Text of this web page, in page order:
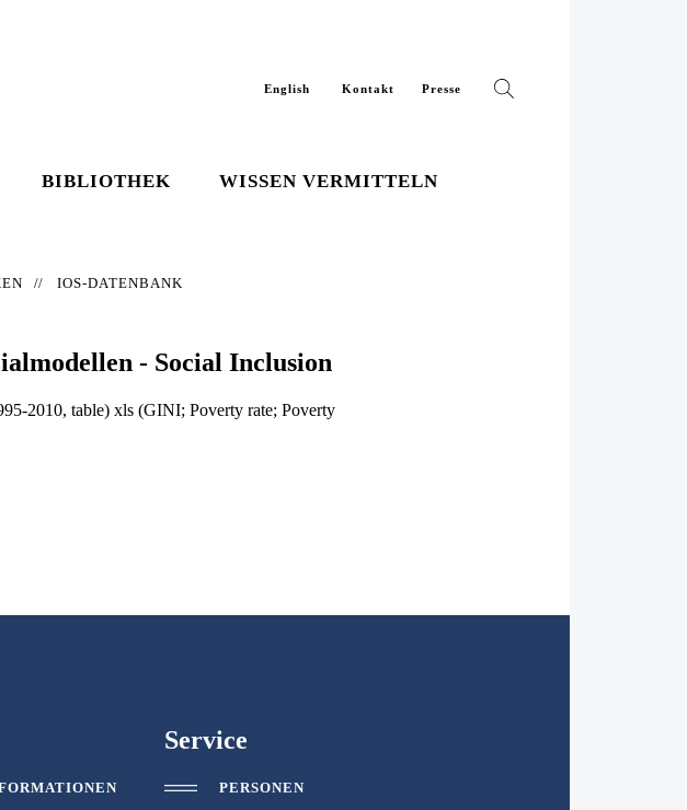
English Kontakt Presse
BIBLIOTHEK WISSEN VERMITTELN
IOS-DATENBANK
- Social Inclusion
2010, table) xls (GINI; Poverty rate; Poverty
Service
PERSONEN